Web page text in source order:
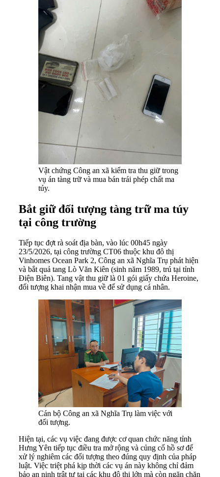
Vật chứng Công an xã kiểm tra thu giữ trong
vụ án tàng trữ và mua bán trái phép chất ma
túy.
Bắt giữ đối tượng tàng trữ ma túy
tại công trường
Tiếp tục đợt rà soát địa bàn, vào lúc 00h45 ngày
23/5/2026, tại công trường CT06 thuộc khu đô thị
Vinhomes Ocean Park 2, Công an xã Nghĩa Trụ phát hiện
và bắt quả tang Lò Văn Kiên (sinh năm 1989, trú tại tỉnh
Điện Biên). Tang vật thu giữ là 01 gói giấy chứa Heroine,
đối tượng khai nhận mua về để sử dụng cá nhân.
Cán bộ Công an xã Nghĩa Trụ làm việc với
đối tượng.
Hiện tại, các vụ việc đang được cơ quan chức năng tỉnh
Hưng Yên tiếp tục điều tra mở rộng và củng cố hồ sơ để
xử lý nghiêm các đối tượng theo đúng quy định của pháp
luật. Việc triệt phá kịp thời các vụ án này không chỉ đảm
bảo an ninh trật tự tại các khu đô thị lớn mà còn ngăn chặn